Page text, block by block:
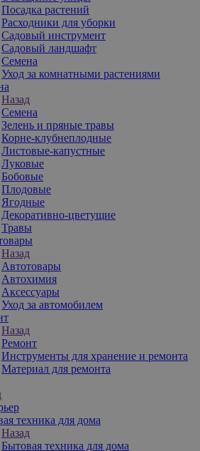
Посадка растений
Расходники для уборки
Садовый инструмент
Садовый ландшафт
Семена
Уход за комнатными растениями
Назад
Семена
Зелень и пряные травы
Корне-клубнеплодные
Листовые-капустные
Луковые
Бобовые
Плодовые
Ягодные
Декоративно-цветущие
Травы
Назад
Автотовары
Автохимия
Аксессуары
Уход за автомобилем
Назад
Ремонт
Инструменты для хранение и ремонта
Материал для ремонта
техника для дома
Назад
Бытовая техника для дома